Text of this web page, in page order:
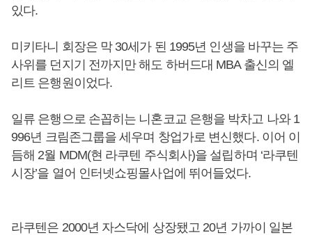
있다.
미키타니 회장은 막 30세가 된 1995년 인생을 바꾸는 주
사위를 던지기 전까지만 해도 하버드대 MBA 출신의 엘
리트 은행원이었다.
일류 은행으로 손꼽히는 니혼코교 은행을 박차고 나와 1
996년 크림존그룹을 세우며 창업가로 변신했다. 이어 이
듬해 2월 MDM(현 라쿠텐 주식회사)을 설립하며 ‘라쿠텐
시장’을 열어 인터넷쇼핑몰사업에 뛰어들었다.
라쿠텐은 2000년 자스닥에 상장됐고 20년 가까이 일본